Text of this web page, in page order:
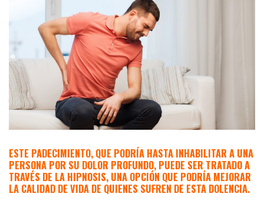
ESTE PADECIMIENTO, QUE PODRÍA HASTA INHABILITAR A UNA
PERSONA POR SU DOLOR PROFUNDO, PUEDE SER TRATADO A
TRAVÉS DE LA HIPNOSIS, UNA OPCIÓN QUE PODRÍA MEJORAR
LA CALIDAD DE VIDA DE QUIENES SUFREN DE ESTA DOLENCIA.